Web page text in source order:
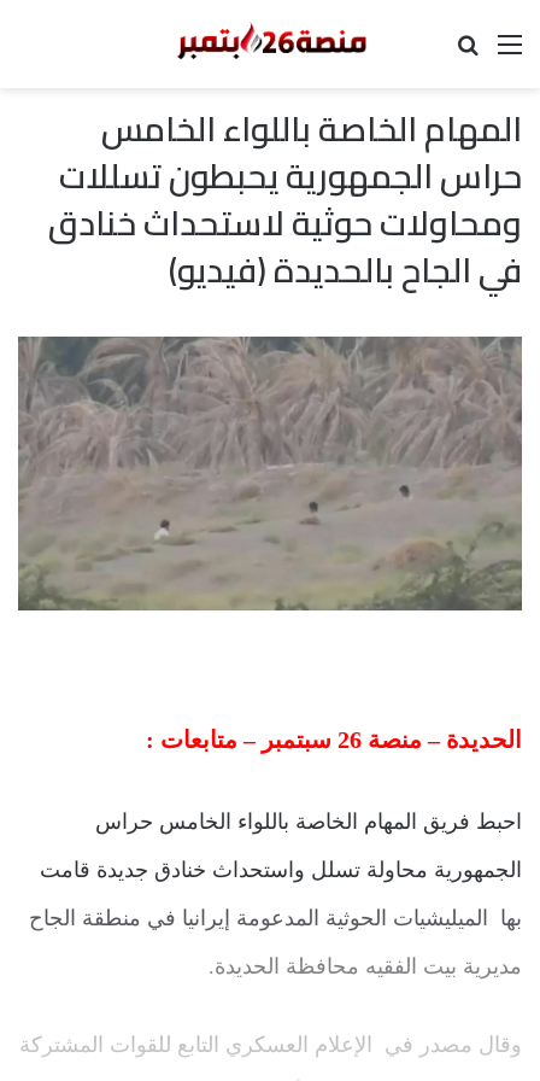
القائمة
المهام الخاصة باللواء الخامس
حراس الجمهورية يحبطون تسللات
ومحاولات حوثية لاستحداث خنادق
في الجاح بالحديدة (فيديو)
الحديدة – منصة 26 سبتمبر – متابعات :
احبط فريق المهام الخاصة باللواء الخامس حراس
الجمهورية محاولة تسلل واستحداث خنادق جديدة قامت
بها الميليشيات الحوثية المدعومة إيرانيا في منطقة الجاح
مديرية بيت الفقيه محافظة الحديدة.
وقال مصدر في الإعلام العسكري التابع للقوات المشتركة